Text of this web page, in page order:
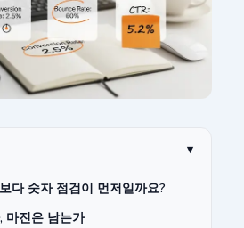
▾
다 숫자 점검이 먼저일까요?
마진은 남는가